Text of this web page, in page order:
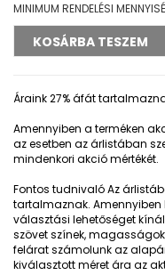
MINIMUM RENDELÉSI
Áraink 27% áfát
Amennyiben a terméken
az esetben az árlistában
mindenkori akció mértékét.
Fontos tudnivalóAz
tartalmaznak. Amennyiben
választási lehetőséget
szövet színek,
felárat számolunk az
kiválasztott méret ára az